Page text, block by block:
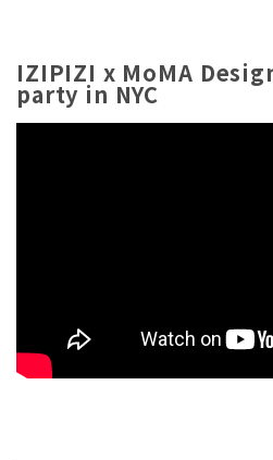
IZIPIZI x MoMA
party in NYC